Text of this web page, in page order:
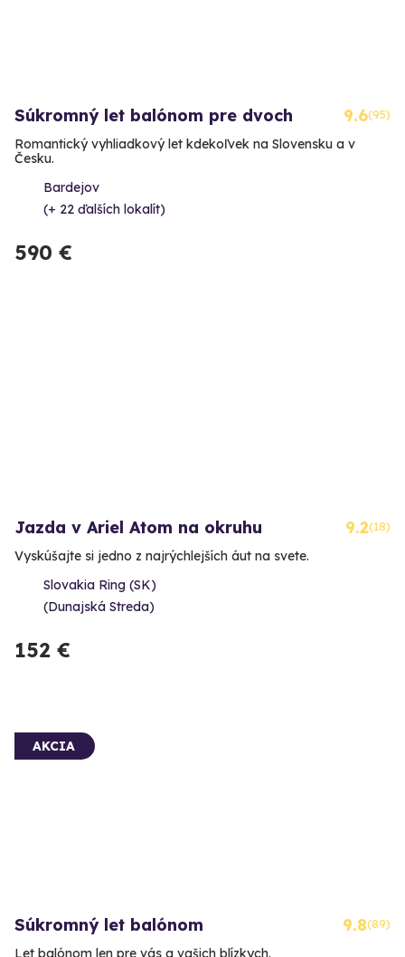
Súkromný let balónom pre dvoch 9.6(95)
Romantický vyhliadkový let kdekoľvek na Slovensku a v
Česku.
Bardejov
(+ 22 ďalších lokalít)
590 €
Jazda v Ariel Atom na okruhu 9.2(18)
Vyskúšajte si jedno z najrýchlejších áut na svete.
Slovakia Ring (SK)
(Dunajská Streda)
152 €
AKCIA
Súkromný let balónom 9.8(89)
Let balónom len pre vás a vašich blízkych.